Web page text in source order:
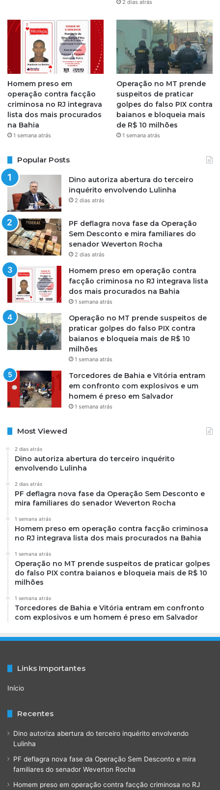
m
2 dias atrás
Homem preso em
operação contra facção
criminosa no RJ integrava
lista dos mais procurados
na Bahia
1 semana atrás
Operação no MT prende
suspeitos de praticar
golpes do falso PIX contra
baianos e bloqueia mais
de R$ 10 milhões
1 semana atrás
Popular Posts
Dino autoriza abertura do terceiro
inquérito envolvendo Lulinha
2 dias atrás
PF deflagra nova fase da Operação
Sem Desconto e mira familiares do
senador Weverton Rocha
2 dias atrás
Homem preso em operação contra
facção criminosa no RJ integrava lista
dos mais procurados na Bahia
1 semana atrás
Operação no MT prende suspeitos de
praticar golpes do falso PIX contra
baianos e bloqueia mais de R$ 10
milhões
1 semana atrás
Torcedores de Bahia e Vitória entram
em confronto com explosivos e um
homem é preso em Salvador
1 semana atrás
Most Viewed
2 dias atrás
Dino autoriza abertura do terceiro inquérito
envolvendo Lulinha
2 dias atrás
PF deflagra nova fase da Operação Sem Desconto e
mira familiares do senador Weverton Rocha
1 semana atrás
Homem preso em operação contra facção criminosa
no RJ integrava lista dos mais procurados na Bahia
1 semana atrás
Operação no MT prende suspeitos de praticar golpes
do falso PIX contra baianos e bloqueia mais de R$ 10
milhões
1 semana atrás
Torcedores de Bahia e Vitória entram em confronto
com explosivos e um homem é preso em Salvador
Links Importantes
Início
Recentes
Dino autoriza abertura do terceiro inquérito envolvendo
Lulinha
PF deflagra nova fase da Operação Sem Desconto e mira
familiares do senador Weverton Rocha
Homem preso em operação contra facção criminosa no RJ